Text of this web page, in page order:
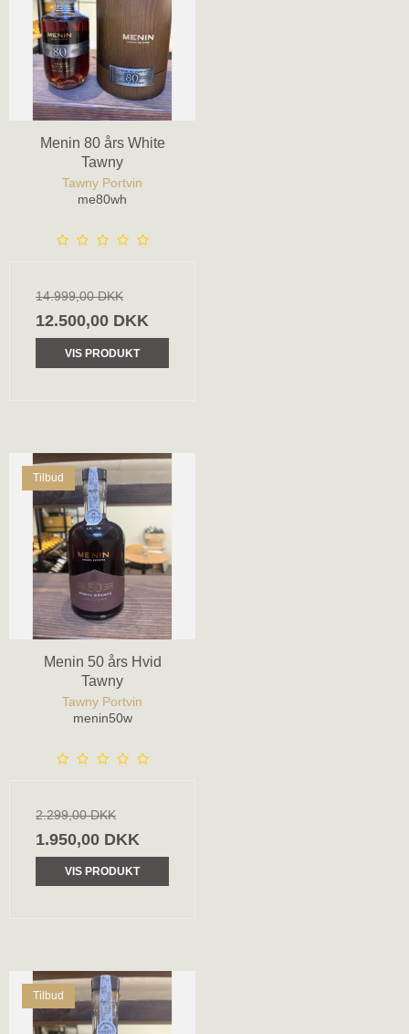
Menin 80 års White
Tawny
Tawny Portvin
me80wh
14.999,00 DKK
12.500,00 DKK
VIS PRODUKT
Tilbud
Menin 50 års Hvid
Tawny
Tawny Portvin
menin50w
2.299,00 DKK
1.950,00 DKK
VIS PRODUKT
Tilbud